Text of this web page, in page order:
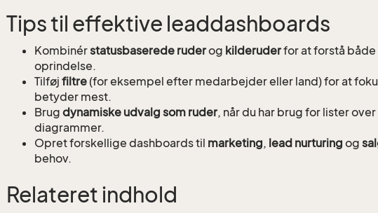
Tips til effektive leaddashboards
Kombinérstatusbaserede ruderog kilderuderfor at forstå
oprindelse.
Tilføj filtre(for eksempel efter medarbejder eller land) for at
betyder mest.
Brug dynamiske udvalg som ruder, når du har brug for lister
diagrammer.
Opret forskellige dashboards til marketing, lead nurturing og
behov.
Relateret indhold